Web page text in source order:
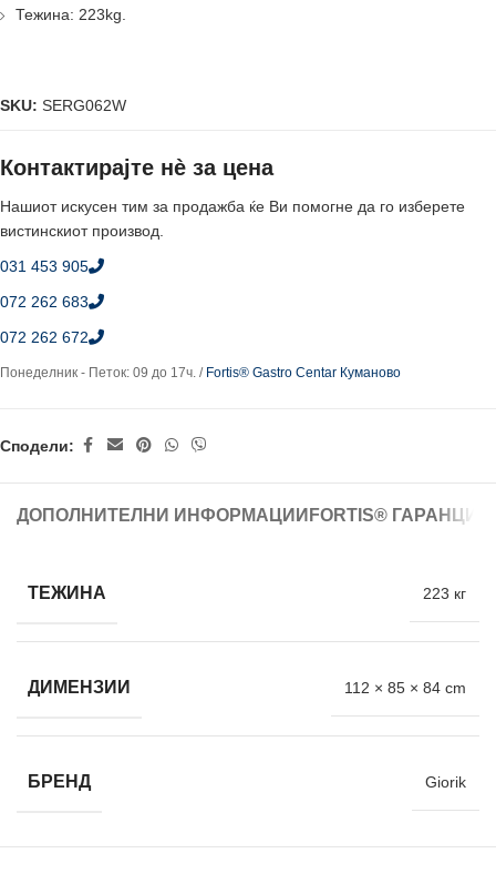
Тежина: 223kg.
SKU: SERG062W
Контактирајте нè за цена
Нашиот искусен тим за продажба ќе Ви помогне да го изберете
вистинскиот производ.
031 453 905
072 262 683
072 262 672
Понеделник - Петок: 09 до 17ч. / Fortis® Gastro Centar Куманово
Сподели:
ДОПОЛНИТЕЛНИ ИНФОРМАЦИИ FORTIS®
ТЕЖИНА 223 кг
ДИМЕНЗИИ 112 × 85 × 84 cm
БРЕНД Giorik